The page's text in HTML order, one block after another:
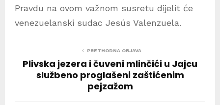
Pravdu na ovom važnom susretu dijelit će
venezuelanski sudac Jesús Valenzuela.
PRETHODNA OBJAVA
Plivska jezera i čuveni mlinčići u Jajcu
službeno proglašeni zaštićenim
pejzažom